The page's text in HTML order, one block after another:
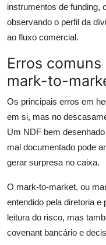
instrumentos de funding,
observando o perfil da
ao fluxo comercial.
Erros
mark-to-
Os principais erros em
em si, mas no
Um NDF bem
mal documentado pode
gerar surpresa no caixa.
O mark-to-market, ou
entendido pela diretoria e
leitura do risco, mas
covenant bancário e